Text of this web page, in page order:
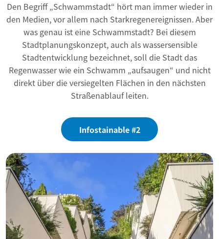
Den Begriff „Schwammstadt“ hört man immer wieder in
den Medien, vor allem nach Starkregenereignissen. Aber
was genau ist eine Schwammstadt? Bei diesem
Stadtplanungskonzept, auch als wassersensible
Stadtentwicklung bezeichnet, soll die Stadt das
Regenwasser wie ein Schwamm „aufsaugen“ und nicht
direkt über die versiegelten Flächen in den nächsten
Straßenablauf leiten.
Infostainable #2